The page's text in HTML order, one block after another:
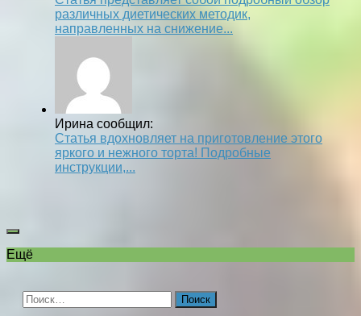
различных диетических методик,
направленных на снижение...
Ирина сообщил:
Статья вдохновляет на приготовление этого
яркого и нежного торта! Подробные
инструкции,...
Ещё
Найти: